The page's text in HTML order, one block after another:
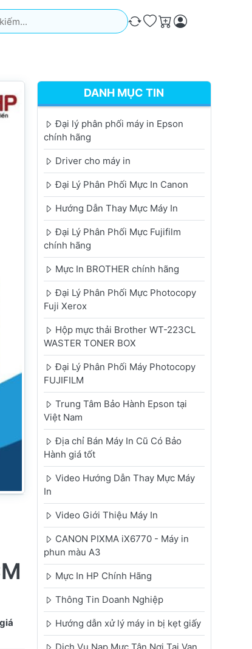
quả sẽ tự động xuất hiện khi bạn nhập. Nhấn phím
So sánh
Ưa thích
Giỏ hàng
DANH MỤC TIN
Đại lý phân phối máy in Epson
chính hãng
Driver cho máy in
Đại Lý Phân Phối Mực In Canon
Hướng Dẫn Thay Mực Máy In
Đại Lý Phân Phối Mực Fujifilm
chính hãng
Mực In BROTHER chính hãng
Đại Lý Phân Phối Mực Photocopy
Fuji Xerox
Hộp mực thải Brother WT-223CL
WASTER TONER BOX
Đại Lý Phân Phối Máy Photocopy
FUJIFILM
Trung Tâm Bảo Hành Epson tại
Việt Nam
Địa chỉ Bán Máy In Cũ Có Bảo
Hành giá tốt
Video Hướng Dẫn Thay Mực Máy
In
Video Giới Thiệu Máy In
CANON PIXMA iX6770 - Máy in
phun màu A3
Mực In HP Chính Hãng
Thông Tin Doanh Nghiệp
Hướng dẫn xử lý máy in bị kẹt giấy